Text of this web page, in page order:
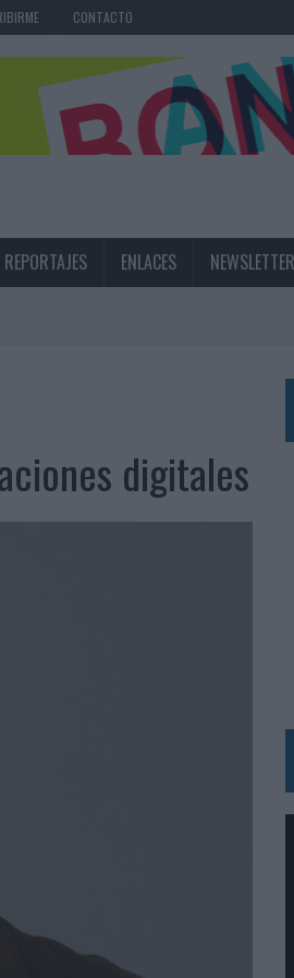
CONTACTO
REPORTAJES ENLACES NEWSLETTER
CULTURALES Y ECONÓMICOS
MEDIOS
SON DOS CARAS DE LA MISMA
digitales